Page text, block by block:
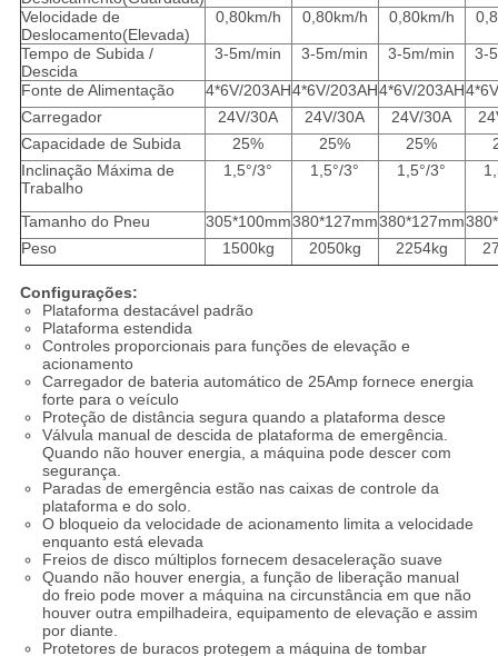
Velocidade de
Deslocamento(Elevada)
0,80km/h 0,80km/h 0,80km/h
Tempo de Subida /
Descida
3-5m/min 3-5m/min 3-5m/min 3-
Fonte de Alimentação 4*6V/203AH4*6V/203AH4*6V/203AH
Carregador
24V/30A 24V/30A 24V/30A
Capacidade de Subida
25% 25% 25%
Inclinação Máxima de
Trabalho
1,5°/3° 1,5°/3° 1,5°/3°
Tamanho do Pneu 305*100mm380*127mm380*127mm
Peso
1500kg 2050kg 2254kg
Configurações:
Plataforma destacável padrão
Plataforma estendida
Controles proporcionais para funções de elevação e
acionamento
Carregador de bateria automático de 25Amp fornece energia
forte para o veículo
Proteção de distância segura quando a plataforma desce
Válvula manual de descida de plataforma de emergência.
Quando não houver energia, a máquina pode descer com
segurança.
Paradas de emergência estão nas caixas de controle da
plataforma e do solo.
O bloqueio da velocidade de acionamento limita a velocidade
enquanto está elevada
Freios de disco múltiplos fornecem desaceleração suave
Quando não houver energia, a função de liberação manual
do freio pode mover a máquina na circunstância em que não
houver outra empilhadeira, equipamento de elevação e assim
por diante.
Protetores de buracos protegem a máquina de tombar